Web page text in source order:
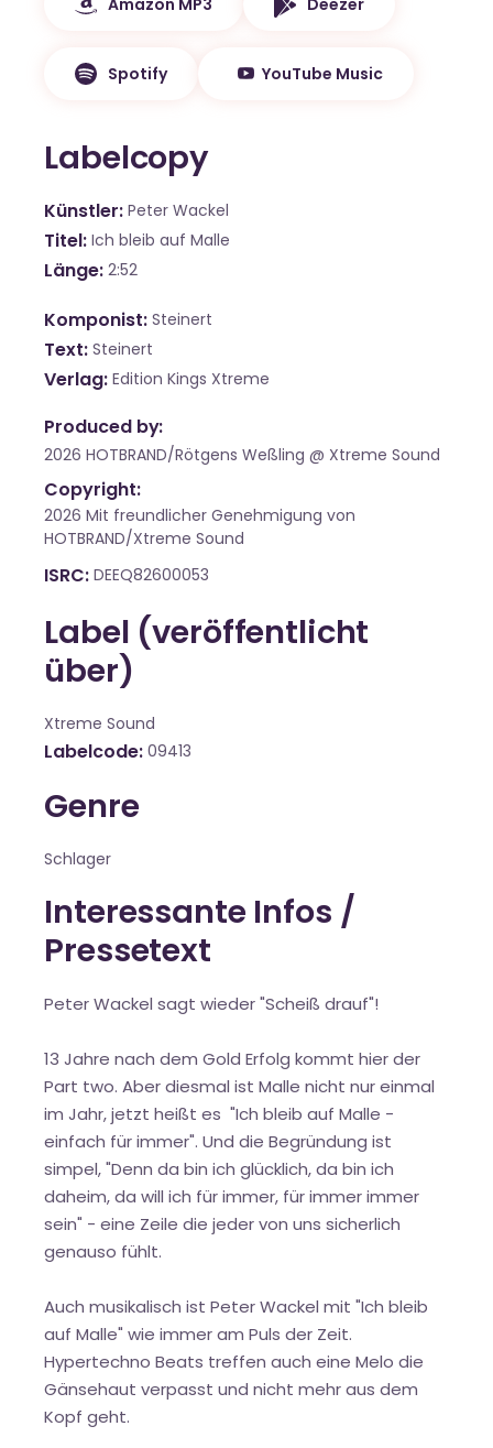
Spotify YouTube Music
Labelcopy
Künstler Peter Wackel
Titel Ich bleib auf Malle
Länge 2:52
Komponist Steinert
Text Steinert
Verlag Edition Kings Xtreme
Produced by:
2026 HOTBRAND/Rötgens Weßling @ Xtreme Sound
Copyright:
2026 Mit freundlicher Genehmigung von
HOTBRAND/Xtreme Sound
ISRC DEEQ82600053
Label (veröffentlicht
über)
Xtreme Sound
Labelcode 09413
Genre
Schlager
Interessante Infos /
Pressetext
Peter Wackel sagt wieder "Scheiß drauf"!
13 Jahre nach dem Gold Erfolg kommt hier der
Part two. Aber diesmal ist Malle nicht nur einmal
im Jahr, jetzt heißt es "Ich bleib auf Malle -
einfach für immer". Und die Begründung ist
simpel, "Denn da bin ich glücklich, da bin ich
daheim, da will ich für immer, für immer immer
sein" - eine Zeile die jeder von uns sicherlich
genauso fühlt.
Auch musikalisch ist Peter Wackel mit "Ich bleib
auf Malle" wie immer am Puls der Zeit.
Hypertechno Beats treffen auch eine Melo die
Gänsehaut verpasst und nicht mehr aus dem
Kopf geht.